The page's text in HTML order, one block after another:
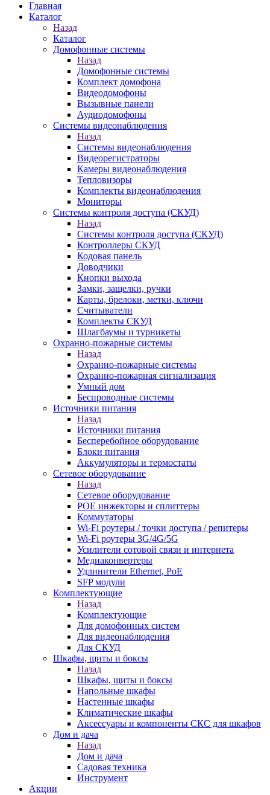
Главная
Каталог
Назад
Каталог
Домофонные системы
Назад
Домофонные системы
Комплект домофона
Видеодомофоны
Вызывные панели
Аудиодомофоны
Системы видеонаблюдения
Назад
Системы видеонаблюдения
Видеорегистраторы
Камеры видеонаблюдения
Тепловизоры
Комплекты видеонаблюдения
Мониторы
Системы контроля доступа (СКУД)
Назад
Системы контроля доступа (СКУД)
Контроллеры СКУД
Кодовая панель
Доводчики
Кнопки выхода
Замки, защелки, ручки
Карты, брелоки, метки, ключи
Считыватели
Комплекты СКУД
Шлагбаумы и турникеты
Охранно-пожарные системы
Назад
Охранно-пожарные системы
Охранно-пожарная сигнализация
Умный дом
Беспроводные системы
Источники питания
Назад
Источники питания
Бесперебойное оборудование
Блоки питания
Аккумуляторы и термостаты
Сетевое оборудование
Назад
Сетевое оборудование
POE инжекторы и сплиттеры
Коммутаторы
Wi-Fi роутеры / точки доступа / репитеры
Wi-Fi роутеры 3G/4G/5G
Усилители сотовой связи и интернета
Медиаконвертеры
Удлинители Ethernet, PoE
SFP модули
Комплектующие
Назад
Комплектующие
Для домофонных систем
Для видеонаблюдения
Для СКУД
Шкафы, щиты и боксы
Назад
Шкафы, щиты и боксы
Напольные шкафы
Настенные шкафы
Климатические шкафы
Аксессуары и компоненты СКС для шкафов
Дом и дача
Назад
Дом и дача
Садовая техника
Инструмент
Акции